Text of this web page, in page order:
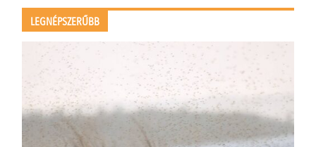
LEGNÉPSZERŰBB